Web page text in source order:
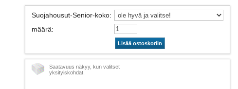
Suojahousut-Senior-koko:
määrä:
Lisää ostoskoriin
Saatavuus näkyy, kun valitset
yksityiskohdat.